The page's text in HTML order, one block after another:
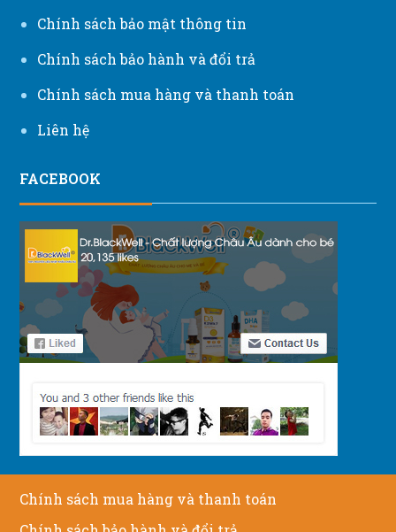
Chính sách bảo mật thông tin
Chính sách bảo hành và đổi trả
Chính sách mua hàng và thanh toán
Liên hệ
FACEBOOK
Chính sách mua hàng và thanh toán